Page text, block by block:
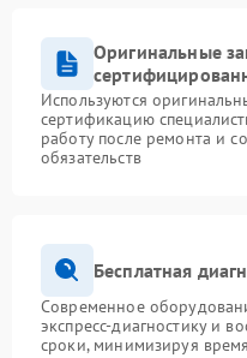
Оригинальные
Используются
сертификацию
работу после ремонта и
обязательств
Бесплатная
Современное
экспресс-диагностику и
сроки, минимизируя